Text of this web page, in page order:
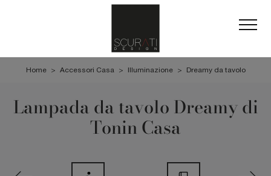
Home > Accessori Casa > Illuminazione > Dreamy da tavolo
Lampada da tavolo Dreamy di
Tonin Casa